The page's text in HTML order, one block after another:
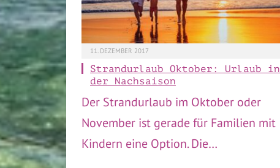
11. DEZEMBER 2017
Strandurlaub Oktober: Urlaub in
der Nachsaison
Der Strandurlaub im Oktober oder
November ist gerade für Familien mit
Kindern eine Option. Die…